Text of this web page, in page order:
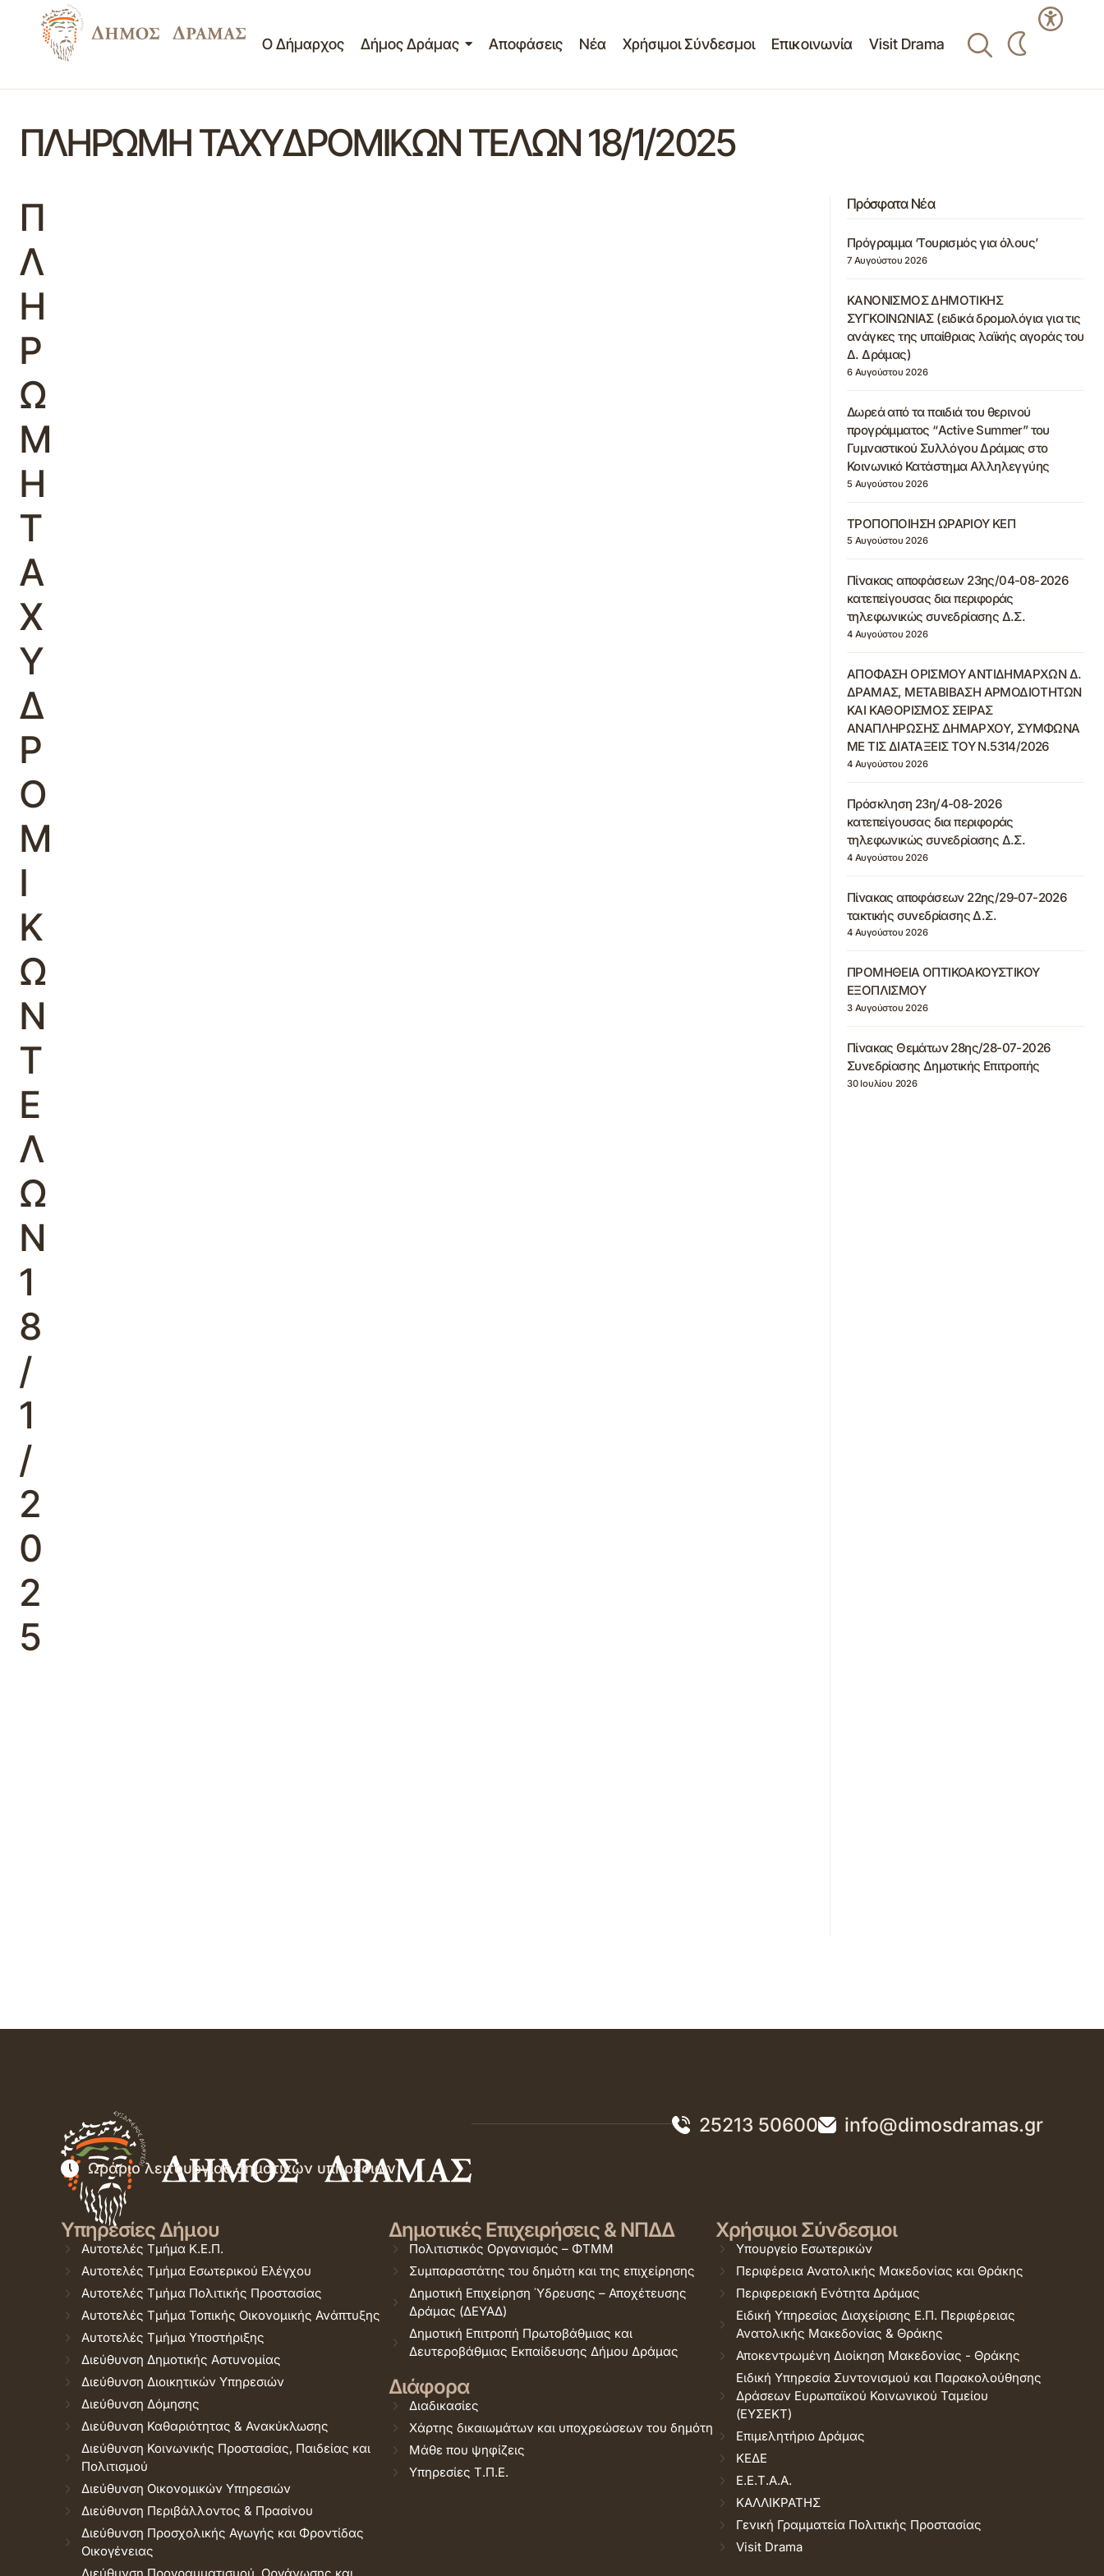
Ο Δήμαρχος Δήμος Δράμας Αποφάσεις Νέα Χρήσιμοι Σύνδεσμοι Επικοινωνία Visit Drama
ΠΛΗΡΩΜΗ ΤΑΧΥΔΡΟΜΙΚΩΝ ΤΕΛΩΝ 18/1/2025
Π
Λ
Η
Ρ
Ω
Μ
Η
Τ
Α
Χ
Υ
Δ
Ρ
Ο
Μ
Ι
Κ
Ω
Ν
Τ
Ε
Λ
Ω
Ν
1
8
/
1
/
2
0
2
5
Πρόσφατα Νέα
Πρόγραμμα ‘Τουρισμός για όλους’
7 Αυγούστου 2026
ΚΑΝΟΝΙΣΜΟΣ ΔΗΜΟΤΙΚΗΣ
ΣΥΓΚΟΙΝΩΝΙΑΣ (ειδικά δρομολόγια για τις
ανάγκες της υπαίθριας λαϊκής αγοράς του
Δ. Δράμας)
6 Αυγούστου 2026
Δωρεά από τα παιδιά του θερινού
προγράμματος “Active Summer” του
Γυμναστικού Συλλόγου Δράμας στο
Κοινωνικό Κατάστημα Αλληλεγγύης
5 Αυγούστου 2026
ΤΡΟΠΟΠΟΙΗΣΗ ΩΡΑΡΙΟΥ ΚΕΠ
5 Αυγούστου 2026
Πίνακας αποφάσεων 23ης/04-08-2026
κατεπείγουσας δια περιφοράς
τηλεφωνικώς συνεδρίασης Δ.Σ.
4 Αυγούστου 2026
ΑΠΟΦΑΣΗ ΟΡΙΣΜΟΥ ΑΝΤΙΔΗΜΑΡΧΩΝ Δ.
ΔΡΑΜΑΣ, ΜΕΤΑΒΙΒΑΣΗ ΑΡΜΟΔΙΟΤΗΤΩΝ
ΚΑΙ ΚΑΘΟΡΙΣΜΟΣ ΣΕΙΡΑΣ
ΑΝΑΠΛΗΡΩΣΗΣ ΔΗΜΑΡΧΟΥ, ΣΥΜΦΩΝΑ
ΜΕ ΤΙΣ ΔΙΑΤΑΞΕΙΣ ΤΟΥ Ν.5314/2026
4 Αυγούστου 2026
Πρόσκληση 23η/4-08-2026
κατεπείγουσας δια περιφοράς
τηλεφωνικώς συνεδρίασης Δ.Σ.
4 Αυγούστου 2026
Πίνακας αποφάσεων 22ης/29-07-2026
τακτικής συνεδρίασης Δ.Σ.
4 Αυγούστου 2026
ΠΡΟΜΗΘΕΙΑ ΟΠΤΙΚΟΑΚΟΥΣΤΙΚΟΥ
ΕΞΟΠΛΙΣΜΟΥ
3 Αυγούστου 2026
Πίνακας Θεμάτων 28ης/28-07-2026
Συνεδρίασης Δημοτικής Επιτροπής
30 Ιουλίου 2026
25213 50600 info@dimosdramas.gr
Ωράριο λειτουργίας δημοτικών υπηρεσιών
Υπηρεσίες Δήμου
Αυτοτελές Τμήμα Κ.Ε.Π.
Αυτοτελές Τμήμα Εσωτερικού Ελέγχου
Αυτοτελές Τμήμα Πολιτικής Προστασίας
Αυτοτελές Τμήμα Τοπικής Οικονομικής Ανάπτυξης
Αυτοτελές Τμήμα Υποστήριξης
Διεύθυνση Δημοτικής Αστυνομίας
Διεύθυνση Διοικητικών Υπηρεσιών
Διεύθυνση Δόμησης
Διεύθυνση Καθαριότητας & Ανακύκλωσης
Διεύθυνση Κοινωνικής Προστασίας, Παιδείας και
Πολιτισμού
Διεύθυνση Οικονομικών Υπηρεσιών
Διεύθυνση Περιβάλλοντος & Πρασίνου
Διεύθυνση Προσχολικής Αγωγής και Φροντίδας
Οικογένειας
Δημοτικές Επιχειρήσεις & ΝΠΔΔ
Πολιτιστικός Οργανισμός – ΦΤΜΜ
Συμπαραστάτης του δημότη και της επιχείρησης
Δημοτική Επιχείρηση Ύδρευσης – Αποχέτευσης
Δράμας (ΔΕΥΑΔ)
Δημοτική Επιτροπή Πρωτοβάθμιας και
Δευτεροβάθμιας Εκπαίδευσης Δήμου Δράμας
Διάφορα
Διαδικασίες
Χάρτης δικαιωμάτων και υποχρεώσεων του δημότη
Μάθε που ψηφίζεις
Υπηρεσίες Τ.Π.Ε.
Χρήσιμοι Σύνδεσμοι
Υπουργείο Εσωτερικών
Περιφέρεια Ανατολικής Μακεδονίας και Θράκης
Περιφερειακή Ενότητα Δράμας
Ειδική Υπηρεσίας Διαχείρισης Ε.Π. Περιφέρειας
Ανατολικής Μακεδονίας & Θράκης
Αποκεντρωμένη Διοίκηση Μακεδονίας - Θράκης
Ειδική Υπηρεσία Συντονισμού και Παρακολούθησης
Δράσεων Ευρωπαϊκού Κοινωνικού Ταμείου
(ΕΥΣΕΚΤ)
Επιμελητήριο Δράμας
ΚΕΔΕ
Ε.Ε.Τ.Α.Α.
ΚΑΛΛΙΚΡΑΤΗΣ
Γενική Γραμματεία Πολιτικής Προστασίας
Visit Drama